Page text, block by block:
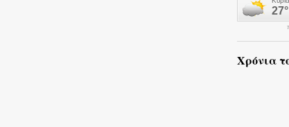
Χρόνια